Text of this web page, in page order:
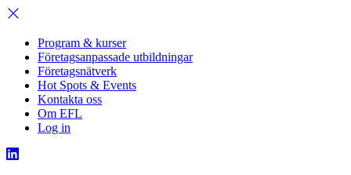
Program & kurser
Företagsanpassade utbildningar
Företagsnätverk
Hot Spots & Events
Kontakta oss
Om EFL
Log in